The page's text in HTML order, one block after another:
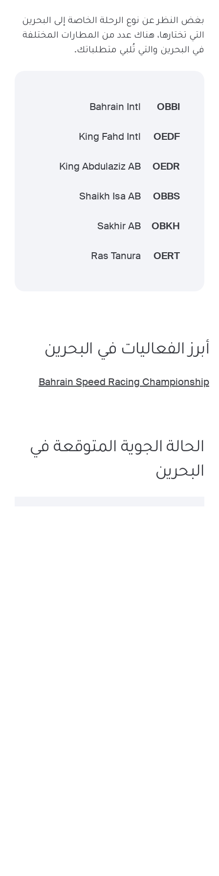
بغض النظر عن نوع الرحلة الخاصة إلى البحرين
التي تختارها، هناك عدد من المطارات المختلفة
في البحرين والتي تُلبي متطلباتك.
OBBI
Bahrain Intl
OEDF
King Fahd Intl
OEDR
King Abdulaziz AB
OBBS
Shaikh Isa AB
OBKH
Sakhir AB
OERT
Ras Tanura
أبرز الفعاليات في البحرين
Bahrain Speed Racing Championship
الحالة الجوية المتوقعة في
البحرين